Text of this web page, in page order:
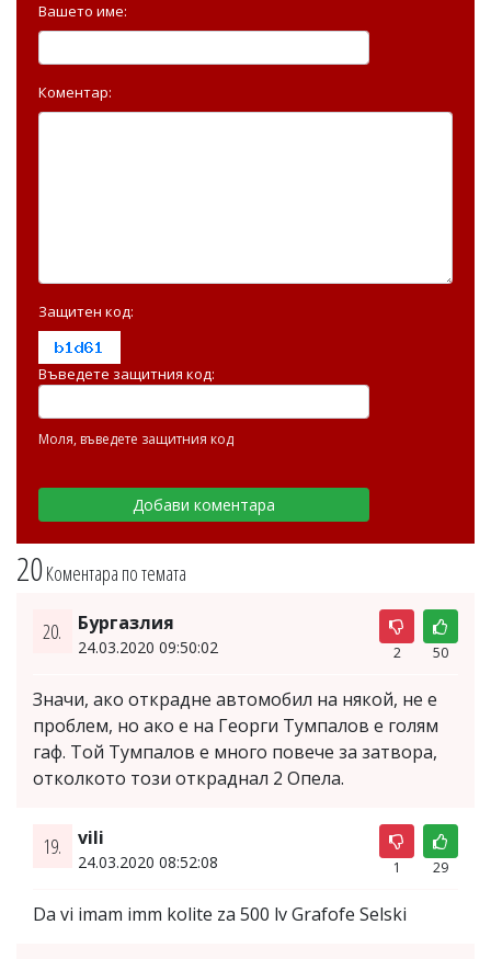
20Коментара по темата
20. Бургазлия
24.03.2020 09:50:02 2 50
Значи, ако открадне автомобил на някой, не е
проблем, но ако е на Георги Тумпалов е голям
гаф. Той Тумпалов е много повече за затвора,
отколкото този откраднал 2 Опела.
19. vili
24.03.2020 08:52:08 1 29
Da vi imam imm kolite za 500 lv Grafofe Selski
Вашето име:
Коментар:
Защитен код:
Въведете защитния код:
Моля, въведете защитния код